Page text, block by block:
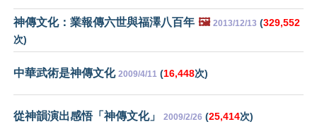
神傳文化：業報傳六世與福澤八百年 🖼️ 2013/12/13 (329,552
次)
中華武術是神傳文化 2009/4/11 (16,448次)
從神韻演出感悟「神傳文化」 2009/2/26 (25,414次)